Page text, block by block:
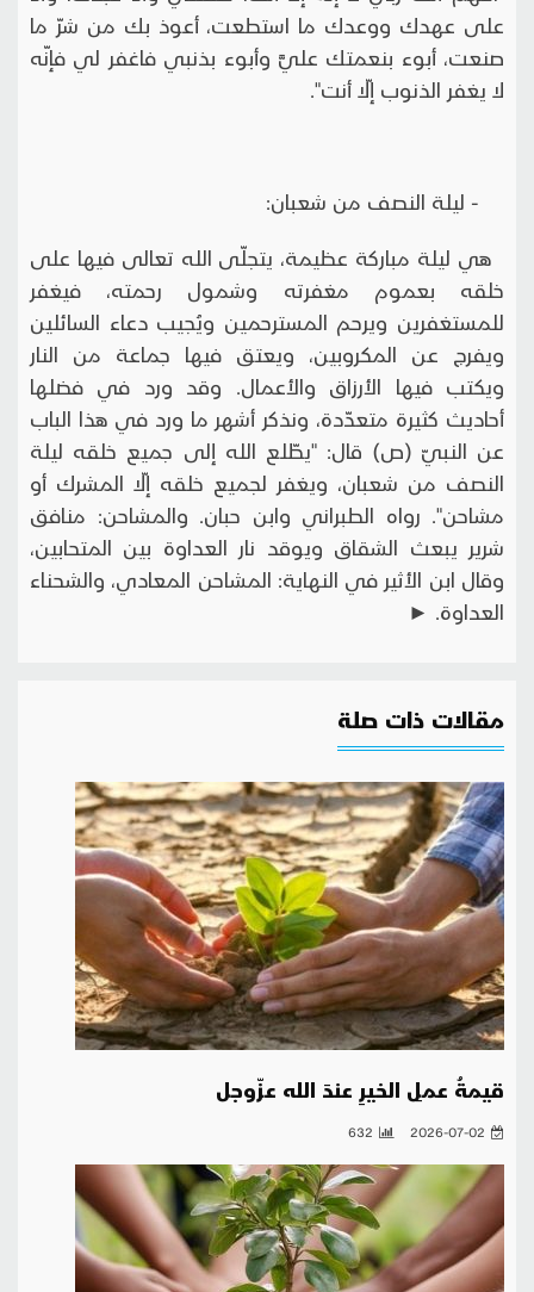
على عهدك ووعدك ما استطعت، أعوذ بك من شرّ ما
صنعت، أبوء بنعمتك عليَّ وأبوء بذنبي فاغفر لي فإنّه
لا يغفر الذنوب إلّا أنت".
- ليلة النصف من شعبان:
هي ليلة مباركة عظيمة، يتجلّى الله تعالى فيها على
خلقه بعموم مغفرته وشمول رحمته، فيغفر
للمستغفرين ويرحم المسترحمين ويُجيب دعاء السائلين
ويفرج عن المكروبين، ويعتق فيها جماعة من النار
ويكتب فيها الأرزاق والأعمال. وقد ورد في فضلها
أحاديث كثيرة متعدّدة، ونذكر أشهر ما ورد في هذا الباب
عن النبيّ (ص) قال: "يطّلع الله إلى جميع خلقه ليلة
النصف من شعبان، ويغفر لجميع خلقه إلّا المشرك أو
مشاحن". رواه الطبراني وابن حبان. والمشاحن: منافق
شرير يبعث الشقاق ويوقد نار العداوة بين المتحابين،
وقال ابن الأثير في النهاية: المشاحن المعادي، والشحناء
العداوة. ►
مقالات ذات صلة
قيمةُ عملِ الخيرِ عندَ الله عزّوجل
2026-07-02
632